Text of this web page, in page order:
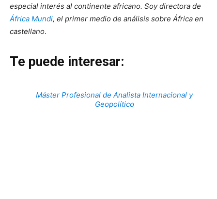
especial interés al continente africano. Soy directora de
África Mundi, el primer medio de análisis sobre África en
castellano.
Te puede interesar:
Máster Profesional de Analista Internacional y
Geopolítico